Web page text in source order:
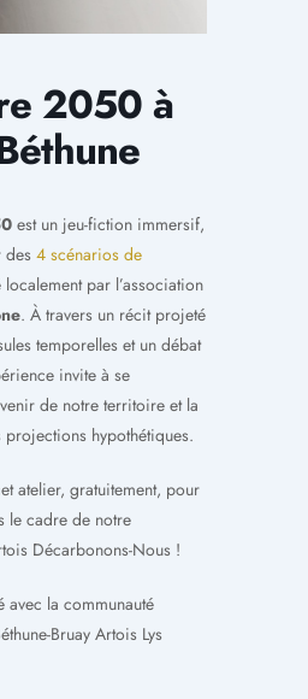
2050 à
est un jeu-fiction immersif,
des 4 scénarios de
localement par l’association
. À travers un récit projeté
temporelles et un débat
invite à se
de notre territoire et la
hypothétiques.
atelier, gratuitement, pour
le cadre de notre
Décarbonons-Nous !
avec la communauté
Bruay Artois Lys